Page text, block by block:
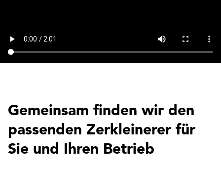
Gemeinsam finden wir den
passenden Zerkleinerer für
Sie und Ihren Betrieb